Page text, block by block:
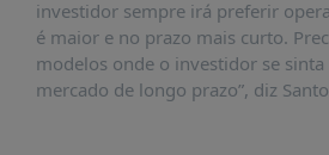
INSCRIÇÕES
MATERIAIS
DISPONÍVEIS
investidor sempre irá preferir
é maior e no prazo mais curto.
modelos onde o investidor se
mercado de longo prazo”, diz